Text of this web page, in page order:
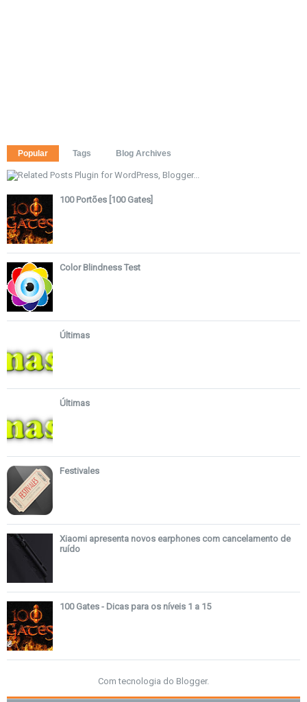
Popular Tags Blog Archives
100 Portões [100 Gates]
Color Blindness Test
Últimas
Últimas
Festivales
Xiaomi apresenta novos earphones com cancelamento de
ruído
100 Gates - Dicas para os níveis 1 a 15
Com tecnologia do Blogger.